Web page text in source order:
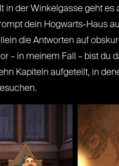
in der Winkelgasse geht
dein Hogwarts-Haus
die Antworten auf
– in meinem Fall – bist
Kapiteln aufgeteilt, in